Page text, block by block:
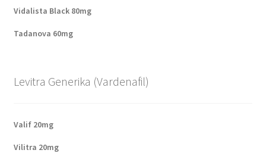
Vidalista Black 80mg
Tadanova 60mg
Levitra Generika (Vardenafil)
Valif 20mg
Vilitra 20mg